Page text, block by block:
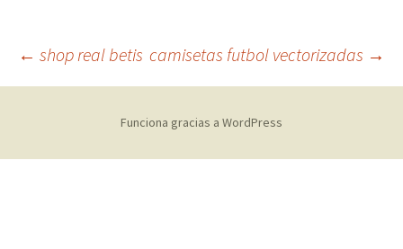
Navegación
← shop real betis camisetas futbol vectorizadas →
Funciona gracias a WordPress